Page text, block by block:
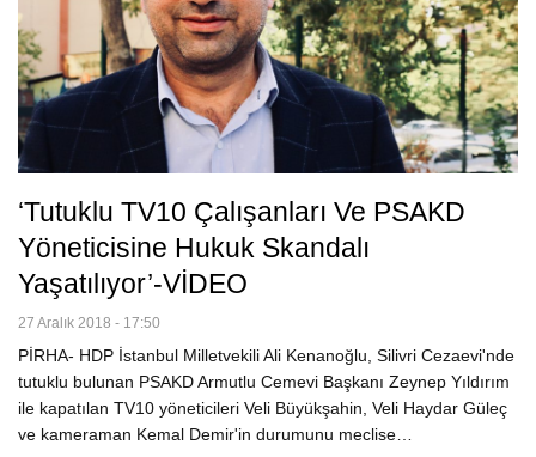
‘Tutuklu TV10 Çalışanları Ve PSAKD
Yöneticisine Hukuk Skandalı
Yaşatılıyor’-VİDEO
27 Aralık 2018 - 17:50
PİRHA- HDP İstanbul Milletvekili Ali Kenanoğlu, Silivri Cezaevi'nde
tutuklu bulunan PSAKD Armutlu Cemevi Başkanı Zeynep Yıldırım
ile kapatılan TV10 yöneticileri Veli Büyükşahin, Veli Haydar Güleç
ve kameraman Kemal Demir'in durumunu meclise…